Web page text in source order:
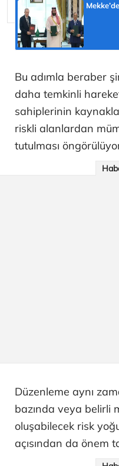
Bu adımla beraber
daha temkinli
sahiplerinin
riskli alanlardan
tutulması
Düzenleme aynı
bazında veya belirli
oluşabilecek risk
açısından da önem